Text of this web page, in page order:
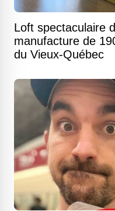
Loft spectaculaire
manufacture de
du Vieux-Québec